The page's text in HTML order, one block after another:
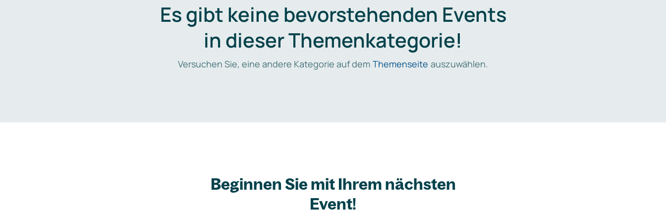
Es gibt keine bevorstehenden Events
in dieser Themenkategorie!
Versuchen Sie, eine andere Kategorie auf dem Themenseite auszuwählen.
Beginnen Sie mit Ihrem nächsten
Event!